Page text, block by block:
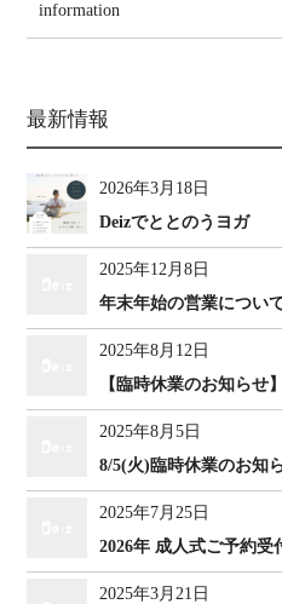
information
最新情報
2026年3月18日
Deizでととのうヨガ
2025年12月8日
年末年始の営業につい
2025年8月12日
【臨時休業のお知らせ】
2025年8月5日
8/5(火)臨時休業のお知
2025年7月25日
2026年 成人式ご予約受
2025年3月21日